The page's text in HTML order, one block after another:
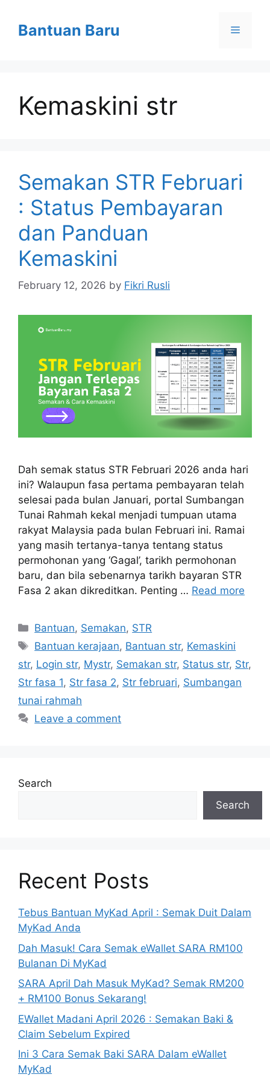
contentBantuan Baru Menu
Kemaskini str
Semakan STR Februari
: Status Pembayaran
dan Panduan
Kemaskini
February 12, 2026 by Fikri Rusli
Dah semak status STR Februari 2026 anda hari
ini? Walaupun fasa pertama pembayaran telah
selesai pada bulan Januari, portal Sumbangan
Tunai Rahmah kekal menjadi tumpuan utama
rakyat Malaysia pada bulan Februari ini. Ramai
yang masih tertanya-tanya tentang status
permohonan yang ‘Gagal’, tarikh permohonan
baru, dan bila sebenarnya tarikh bayaran STR
Fasa 2 akan dikreditkan. Penting … Read more
Categories
Bantuan, Semakan, STR
Tags
Bantuan kerajaan, Bantuan str, Kemaskini
str, Login str, Mystr, Semakan str, Status str, Str,
Str fasa 1, Str fasa 2, Str februari, Sumbangan
tunai rahmah
Leave a comment
Search
Search
Recent Posts
Tebus Bantuan MyKad April : Semak Duit Dalam
MyKad Anda
Dah Masuk! Cara Semak eWallet SARA RM100
Bulanan Di MyKad
SARA April Dah Masuk MyKad? Semak RM200
+ RM100 Bonus Sekarang!
EWallet Madani April 2026 : Semakan Baki &
Claim Sebelum Expired
Ini 3 Cara Semak Baki SARA Dalam eWallet
MyKad